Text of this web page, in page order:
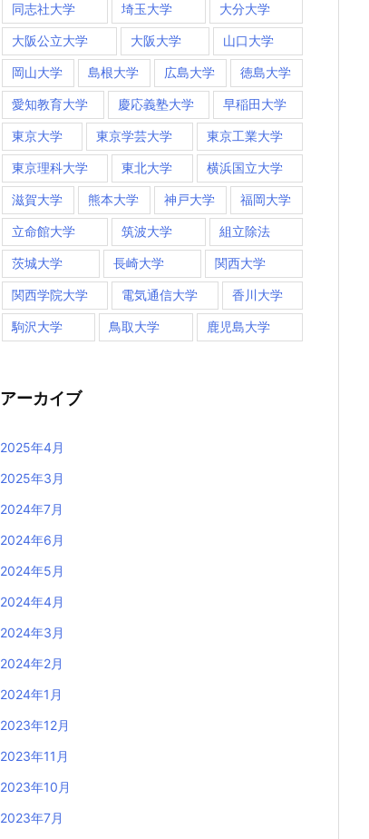
同志社大学 埼玉大学 大分大学
大阪公立大学 大阪大学 山口大学
岡山大学 島根大学 広島大学 徳島大学
愛知教育大学 慶応義塾大学 早稲田大学
東京大学 東京学芸大学 東京工業大学
東京理科大学 東北大学 横浜国立大学
滋賀大学 熊本大学 神戸大学 福岡大学
立命館大学 筑波大学 組立除法
茨城大学 長崎大学 関西大学
関西学院大学 電気通信大学 香川大学
駒沢大学 鳥取大学 鹿児島大学
アーカイブ
2025年4月
2025年3月
2024年7月
2024年6月
2024年5月
2024年4月
2024年3月
2024年2月
2024年1月
2023年12月
2023年11月
2023年10月
2023年7月